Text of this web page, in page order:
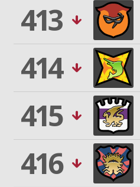
413
414
415
416